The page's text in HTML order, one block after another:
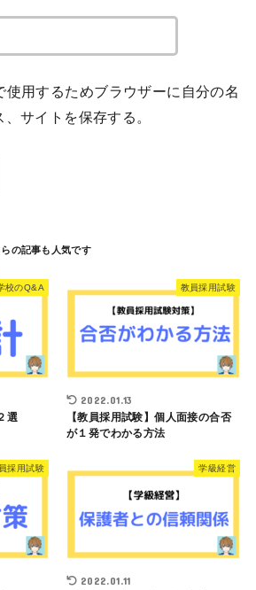
使用するためブラウザーに自分の名
サイトを保存する。
校のQ&A
選
教員採用試験
2022.01.13
【教員採用試験】個人面接の合否
が１発でわかる方法
採用試験 学級経営
2022.01.11